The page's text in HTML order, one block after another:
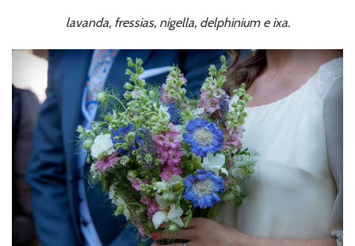
lavanda, fressias, nigella, delphinium e ixa.